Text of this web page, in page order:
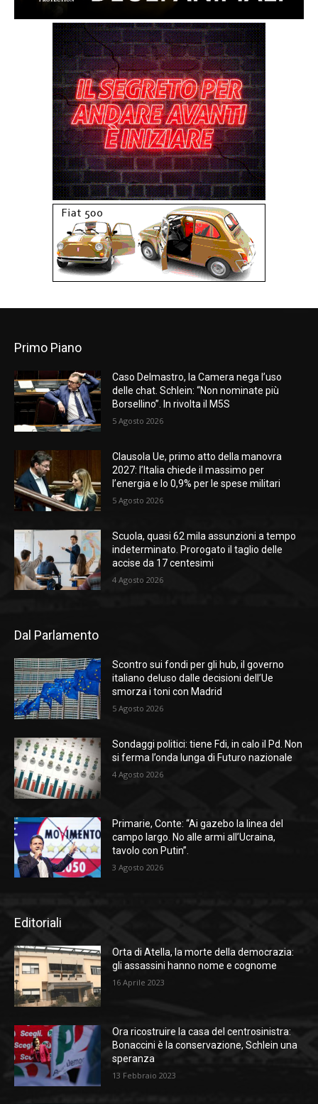
Primo Piano
Caso Delmastro, la Camera nega l’uso
delle chat. Schlein: “Non nominate più
Borsellino”. In rivolta il M5S
5 Agosto 2026
Clausola Ue, primo atto della manovra
2027: l’Italia chiede il massimo per
l’energia e lo 0,9% per le spese militari
5 Agosto 2026
Scuola, quasi 62 mila assunzioni a tempo
indeterminato. Prorogato il taglio delle
accise da 17 centesimi
4 Agosto 2026
Dal Parlamento
Scontro sui fondi per gli hub, il governo
italiano deluso dalle decisioni dell’Ue
smorza i toni con Madrid
5 Agosto 2026
Sondaggi politici: tiene Fdi, in calo il Pd. Non
si ferma l’onda lunga di Futuro nazionale
4 Agosto 2026
Primarie, Conte: “Ai gazebo la linea del
campo largo. No alle armi all’Ucraina,
tavolo con Putin”.
3 Agosto 2026
Editoriali
Orta di Atella, la morte della democrazia:
gli assassini hanno nome e cognome
16 Aprile 2023
Ora ricostruire la casa del centrosinistra:
Bonaccini è la conservazione, Schlein una
speranza
13 Febbraio 2023